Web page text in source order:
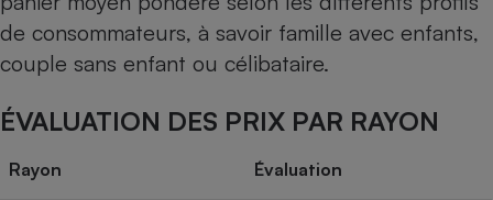
de consommateurs, à savoir famille avec enfants,
couple sans enfant ou célibataire.
ÉVALUATION DES PRIX PAR RAYON
Rayon Évaluation